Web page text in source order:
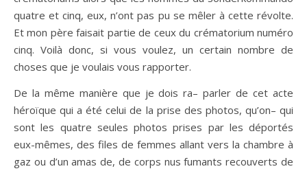
quatre et cinq, eux, n’ont pas pu se mêler à cette révolte.
Et mon père faisait partie de ceux du crématorium numéro
cinq. Voilà donc, si vous voulez, un certain nombre de
choses que je voulais vous rapporter.
De la même manière que je dois ra– parler de cet acte
héroïque qui a été celui de la prise des photos, qu’on– qui
sont les quatre seules photos prises par les déportés
eux-mêmes, des files de femmes allant vers la chambre à
gaz ou d’un amas de, de corps nus fumants recouverts de